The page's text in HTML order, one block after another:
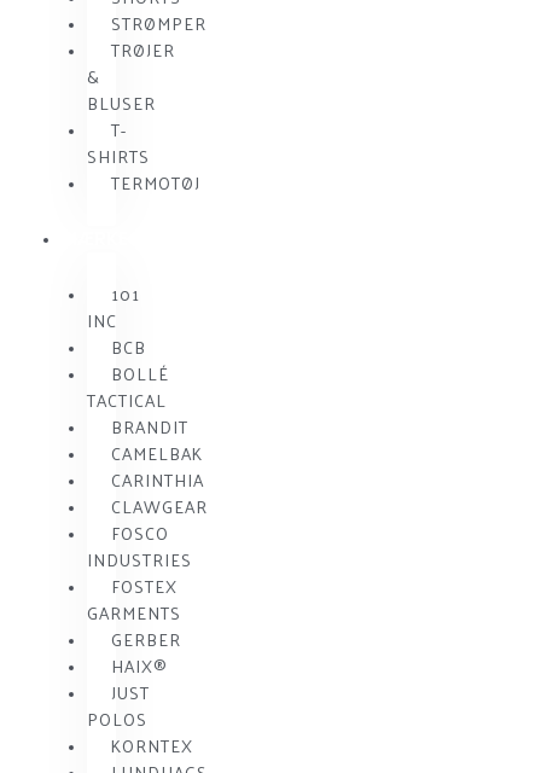
STRØMPER
TRØJER
&
BLUSER
T-
SHIRTS
TERMOTØJ
101
INC
BCB
BOLLÉ
TACTICAL
BRANDIT
CAMELBAK
CARINTHIA
CLAWGEAR
FOSCO
INDUSTRIES
FOSTEX
GARMENTS
GERBER
HAIX®
JUST
POLOS
KORNTEX